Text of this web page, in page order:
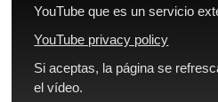
YouTube que es un servicio
YouTube privacy policy
Si aceptas, la página se
el vídeo.